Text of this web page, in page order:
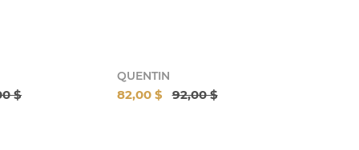
$
QUENTIN
82,00 $ 92,00 $